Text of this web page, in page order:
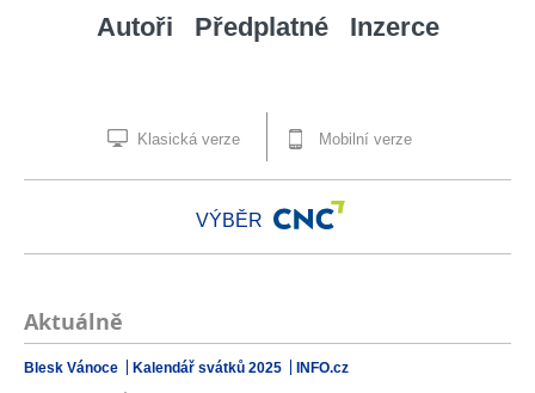
Autoři Předplatné Inzerce
Klasická verze Mobilní verze
VÝBĚR
Aktuálně
Blesk Vánoce Kalendář svátků 2025 INFO.cz